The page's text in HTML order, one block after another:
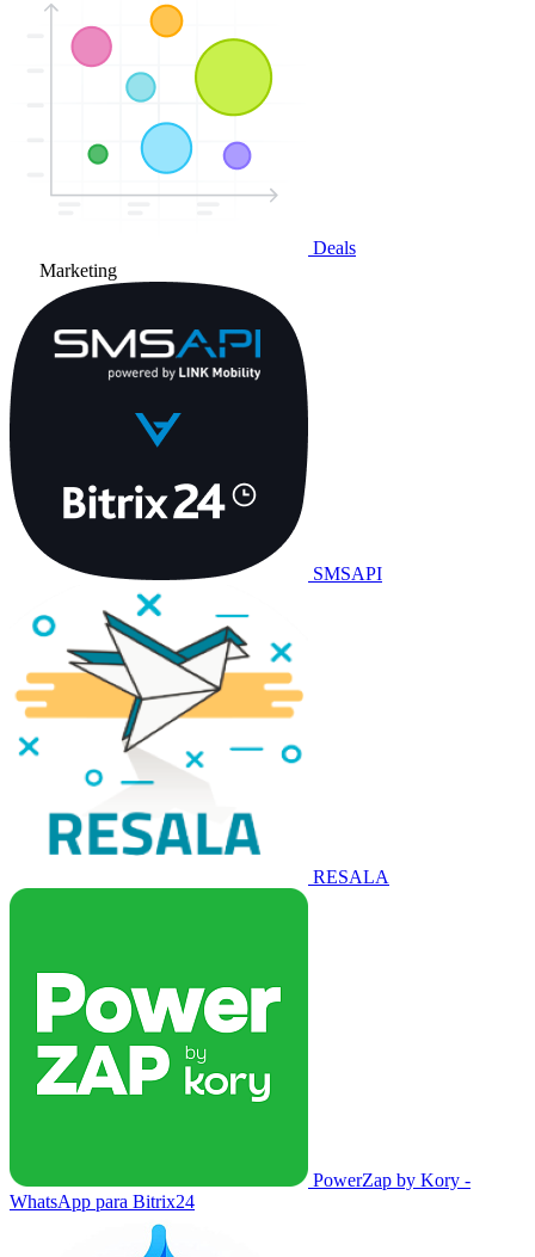
Deals
Marketing
SMSAPI
RESALA
PowerZap by Kory -
WhatsApp para Bitrix24